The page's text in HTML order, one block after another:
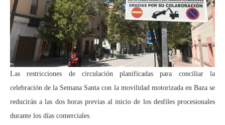
Las restricciones de circulación planificadas para conciliar la
celebración de la Semana Santa con la movilidad motorizada en Baza se
reducirán a las dos horas previas al inicio de los desfiles procesionales
durante los días comerciales.